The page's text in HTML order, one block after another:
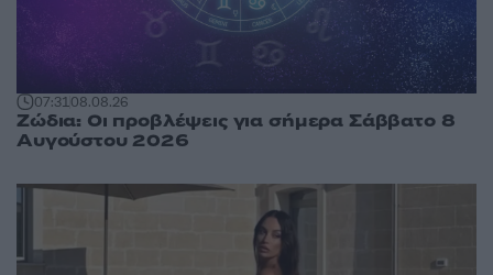
07:3108.08.26
Ζώδια: Οι προβλέψεις για σήμερα Σάββατο 8
Αυγούστου 2026